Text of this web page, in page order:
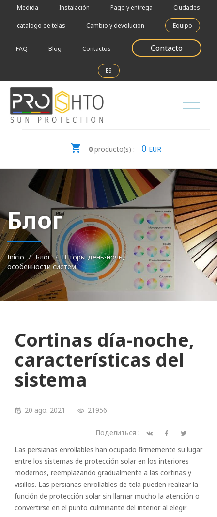
Medida Instalación Pago y entrega Ciudades
catalogo de telas Cambio y devolución Equipo
FAQ Blog Contactos Contacto
ES
0 producto(s) : 0 EUR
Блог
Inicio Блог
Шторы день-ночь,
особенности систем
Cortinas día-noche,
características del
sistema
20 ago. 2021 21956
Поделиться :
Las persianas enrollables han ocupado firmemente su lugar
entre los sistemas de protección solar en los interiores
modernos, reemplazando gradualmente a las cortinas y
visillos. Las persianas enrollables de tela pueden realizar la
función de protección solar sin llamar mucho la atención o
convertirse en el punto culminante del interior al elegir